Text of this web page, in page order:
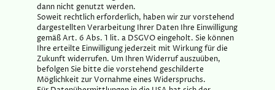
dann nicht genutzt werden.
Soweit rechtlich erforderlich, haben wir zur vorstehend
dargestellten Verarbeitung Ihrer Daten Ihre Einwilligung
gemäß Art. 6 Abs. 1 lit. a DSGVO eingeholt. Sie können
Ihre erteilte Einwilligung jederzeit mit Wirkung für die
Zukunft widerrufen. Um Ihren Widerruf auszuüben,
befolgen Sie bitte die vorstehend geschilderte
Möglichkeit zur Vornahme eines Widerspruchs.